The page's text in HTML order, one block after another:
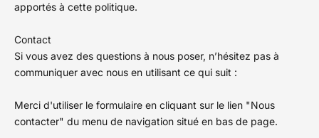
apportés à cette politique.
Contact
Si vous avez des questions à nous poser, n’hésitez pas à
communiquer avec nous en utilisant ce qui suit :
Merci d'utiliser le formulaire en cliquant sur le lien "Nous
contacter" du menu de navigation situé en bas de page.